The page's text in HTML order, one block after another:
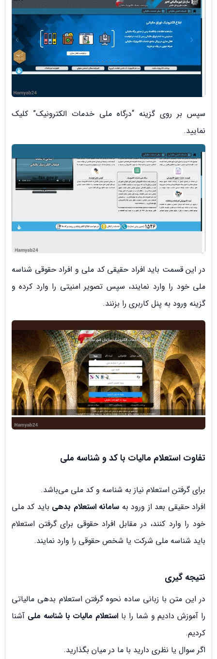
سپس بر روی گزینه “درگاه ملی خدمات الکترونیک” کلیک
نمایید.
در این قسمت باید افراد حقیقی کد ملی و افراد حقوقی شناسه
ملی خود را وارد نمایند، سپس تصویر امنیتی را وارد کرده و
گزینه ورود به پنل کاربری را بزنند.
تفاوت استعلام مالیات با کد و شناسه ملی
برای گرفتن استعلام نیاز به شناسه و کد ملی می‌باشد.
افراد حقیقی بعد از ورود به سامانه استعلام بدهی باید کد ملی
خود را وارد کنند، در مقابل افراد حقوقی برای گرفتن استعلام
باید شناسه ملی شرکت یا شخص حقوقی را وارد نمایند.
نتیجه گیری
در این متن با زبانی ساده نحوه گرفتن استعلام بدهی مالیاتی
را آموزش دادیم و شما را با استعلام مالیات با شناسه ملی آشنا
کردیم.
اگر سوال یا نظری دارید با ما در میان بگذارید.